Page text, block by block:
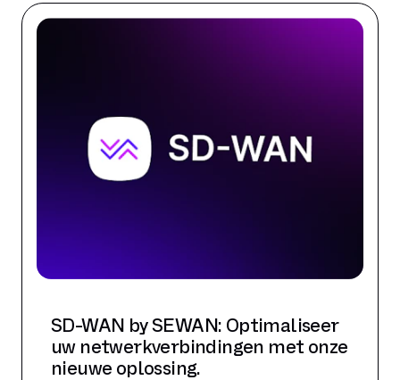
SD-WAN by SEWAN: Optimaliseer
uw netwerkverbindingen met onze
nieuwe oplossing.